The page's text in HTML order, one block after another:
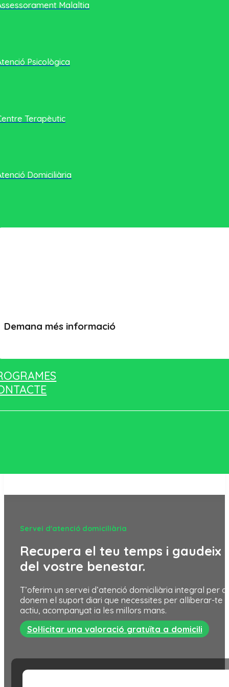
Malaltia
Psicològica
Terapèutic
Domiciliària
Demana més informació
Servei d'atenció domiciliària
Recupera el teu temps i gaudeix
del vostre benestar.
T’oferim un servei d’atenció domiciliària integral per
donem el suport diari que necessites per alliberar-te
actiu, acompanyat ia les millors mans.
Sol·licitar una valoració gratuïta a domicili